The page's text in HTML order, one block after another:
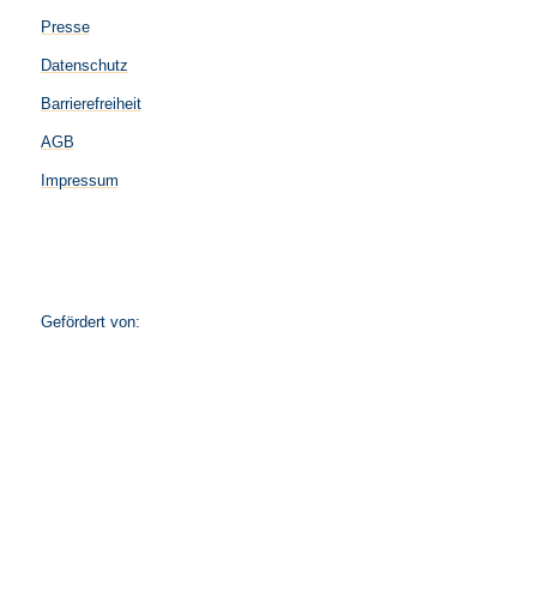
Presse
Datenschutz
Barrierefreiheit
AGB
Impressum
Gefördert von: